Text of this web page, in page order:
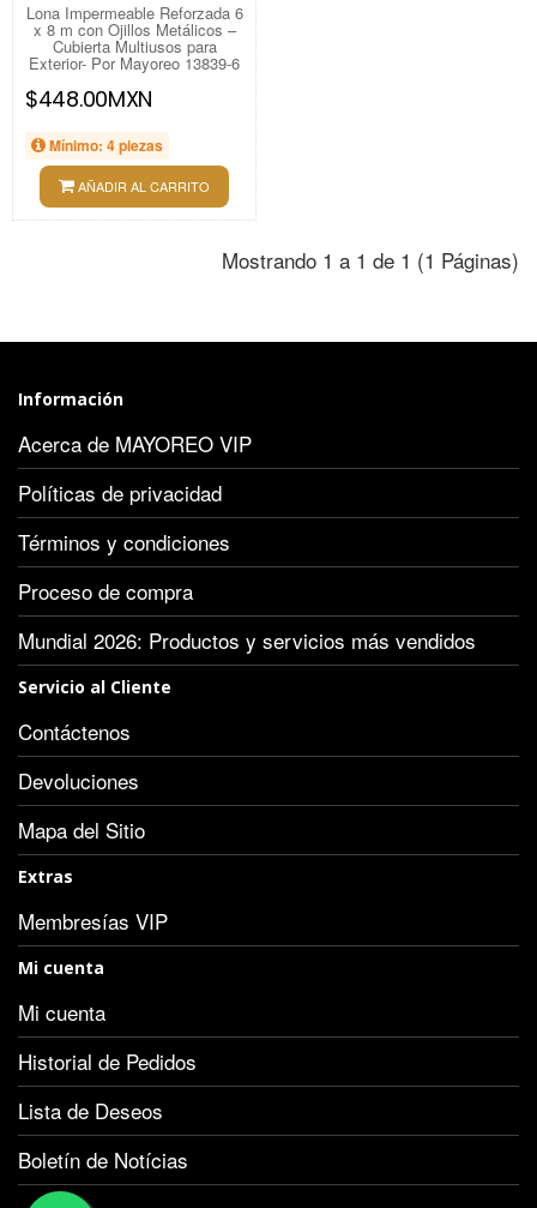
Lona Impermeable Reforzada 6
x 8 m con Ojillos Metálicos –
Cubierta Multiusos para
Exterior- Por Mayoreo 13839-6
$448.00MXN
Mínimo: 4 piezas
AÑADIR AL CARRITO
Mostrando 1 a 1 de 1 (1 Páginas)
Información
Acerca de MAYOREO VIP
Políticas de privacidad
Términos y condiciones
Proceso de compra
Mundial 2026: Productos y servicios más vendidos
Servicio al Cliente
Contáctenos
Devoluciones
Mapa del Sitio
Extras
Membresías VIP
Mi cuenta
Mi cuenta
Historial de Pedidos
Lista de Deseos
Boletín de Notícias